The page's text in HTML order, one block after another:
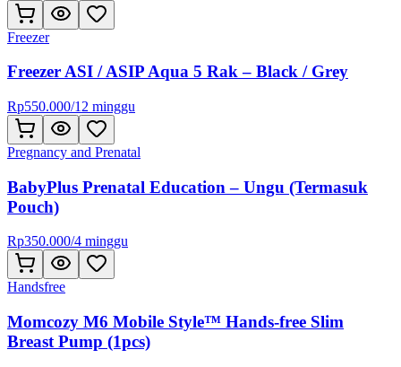
Freezer
Freezer ASI / ASIP Aqua 5 Rak – Black / Grey
Rp550.000/12 minggu
Pregnancy and Prenatal
BabyPlus Prenatal Education – Ungu (Termasuk
Pouch)
Rp350.000/4 minggu
Handsfree
Momcozy M6 Mobile Style™ Hands-free Slim
Breast Pump (1pcs)